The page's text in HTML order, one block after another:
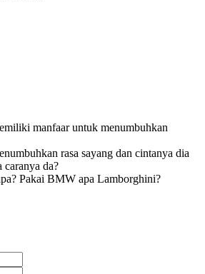
manfaar untuk menumbuhkan
rasa sayang dan cintanya dia
caranya da?
Pakai BMW apa Lamborghini?